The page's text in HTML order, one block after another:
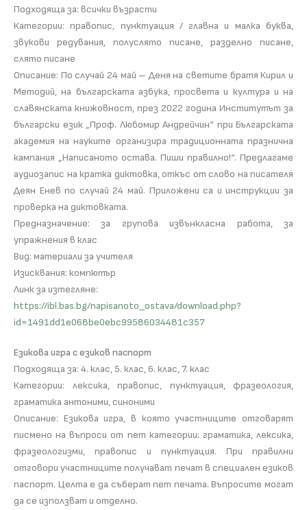
Подходяща за: всички възрасти
Категории: правопис, пунктуация / главна и малка буква,
звукови редувания, полуслято писане, разделно писане,
слято писане
Описание: По случай 24 май – Деня на светите братя Кирил и
Методий, на българската азбука, просвета и култура и на
славянската книжовност, през 2022 година Институтът за
български език „Проф. Любомир Андрейчин“ при Българската
академия на науките организира традиционната празнична
кампания „Написаното остава. Пиши правилно!“. Предлагаме
аудиозапис на кратка диктовка, откъс от слово на писателя
Деян Енев по случай 24 май. Приложени са и инструкции за
проверка на диктовката.
Предназначение: за групова извънкласна работа, за
упражнения в клас
Вид: материали за учителя
Изисквания: компютър
Линк за изтегляне:
https://ibl.bas.bg/napisanoto_ostava/download.php?
id=1491dd1e068be0ebc99586034481c357
Езикова игра с езиков паспорт
Подходяща за: 4. клас, 5. клас, 6. клас, 7. клас
Категории: лексика, правопис, пунктуация, фразеология,
граматика антоними, синоними
Описание: Езикова игра, в която участниците отговарят
писмено на въпроси от пет категории: граматика, лексика,
фразеологизми, правопис и пунктуация. При правилни
отговори участниците получават печат в специален езиков
паспорт. Целта е да съберат пет печата. Въпросите могат
да се използват и отделно.